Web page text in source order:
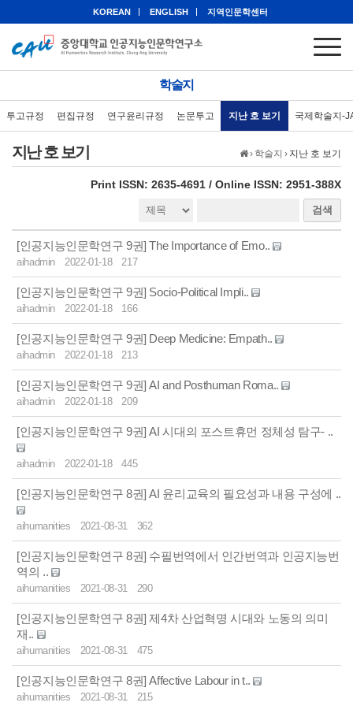
KOREAN ENGLISH 지역인문학센터
학술지
투고규정 편집규정 연구윤리규정 논문투고 지난 호 보기 국제학술지-
› 학술지 › 지난 호 보기
지난 호 보기
Print ISSN: 2635-4691 / Online ISSN: 2951-388X
검색
[인공지능인문학연구 9권] The Importance of Emo..
aihadmin 2022-01-18 217
[인공지능인문학연구 9권] Socio-Political Impli..
aihadmin 2022-01-18 166
[인공지능인문학연구 9권] Deep Medicine: Empath..
aihadmin 2022-01-18 213
[인공지능인문학연구 9권] AI and Posthuman Roma..
aihadmin 2022-01-18 209
[인공지능인문학연구 9권] AI 시대의 포스트휴먼 정체성 탐구- ..
aihadmin 2022-01-18 445
[인공지능인문학연구 8권] AI 윤리교육의 필요성과 내용 구성에 ..
aihumanities 2021-08-31 362
[인공지능인문학연구 8권] 수필번역에서 인간번역과 인공지능번
역의 ..
aihumanities 2021-08-31 290
[인공지능인문학연구 8권] 제4차 산업혁명 시대와 노동의 의미
재..
aihumanities 2021-08-31 475
[인공지능인문학연구 8권] Affective Labour in t..
aihumanities 2021-08-31 215